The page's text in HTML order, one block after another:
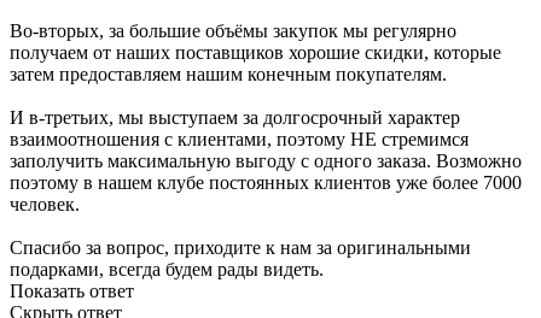
Во-вторых, за большие объёмы закупок мы регулярно
получаем от наших поставщиков хорошие скидки, которые
затем предоставляем нашим конечным покупателям.
И в-третьих, мы выступаем за долгосрочный характер
взаимоотношения с клиентами, поэтому НЕ стремимся
заполучить максимальную выгоду с одного заказа. Возможно
поэтому в нашем клубе постоянных клиентов уже более 7000
человек.
Спасибо за вопрос, приходите к нам за оригинальными
подарками, всегда будем рады видеть.
Показать ответ
Скрыть ответ